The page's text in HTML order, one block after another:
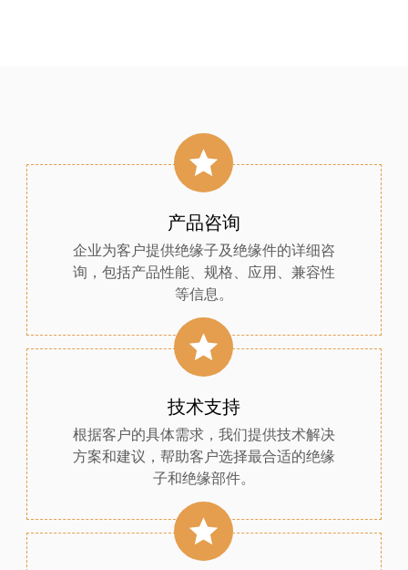
产品咨询
企业为客户提供绝缘子及绝缘件的详细咨
询，包括产品性能、规格、应用、兼容性
等信息。
技术支持
根据客户的具体需求，我们提供技术解决
方案和建议，帮助客户选择最合适的绝缘
子和绝缘部件。